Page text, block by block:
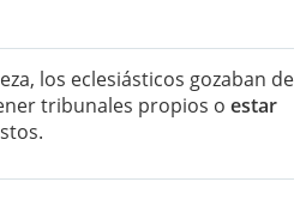
los eclesiásticos gozaban de
tribunales propios o estar